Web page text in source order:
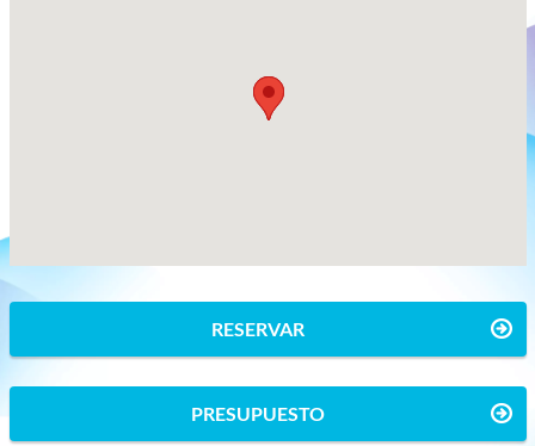
RESERVAR
PRESUPUESTO